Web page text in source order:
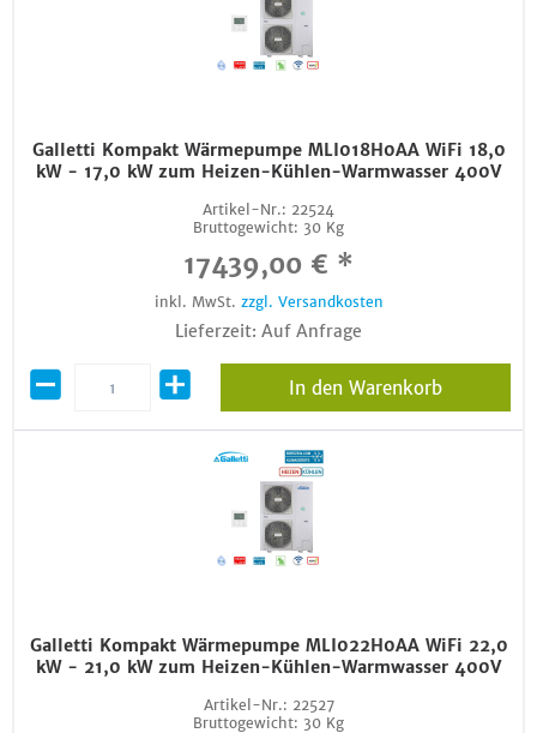
Galletti Kompakt Wärmepumpe MLI018H0AA WiFi 18,0
kW - 17,0 kW zum Heizen-Kühlen-Warmwasser 400V
Artikel-Nr.: 22524
Bruttogewicht: 30 Kg
17439,00 € *
inkl. MwSt. zzgl. Versandkosten
Lieferzeit: Auf Anfrage
In den Warenkorb
Galletti Kompakt Wärmepumpe MLI022H0AA WiFi 22,0
kW - 21,0 kW zum Heizen-Kühlen-Warmwasser 400V
Artikel-Nr.: 22527
Bruttogewicht: 30 Kg